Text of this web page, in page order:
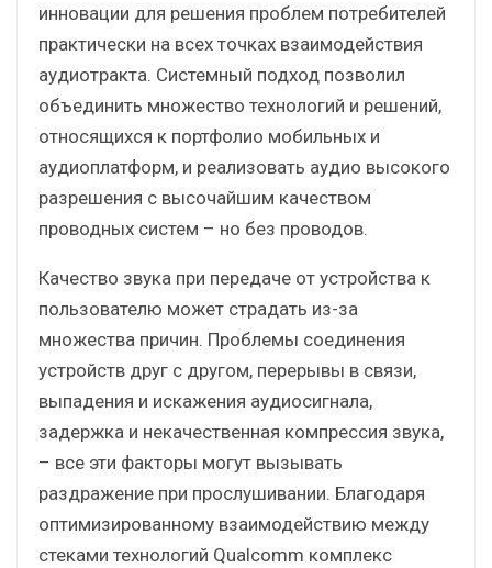
инновации для решения проблем потребителей
практически на всех точках взаимодействия
аудиотракта. Системный подход позволил
объединить множество технологий и решений,
относящихся к портфолио мобильных и
аудиоплатформ, и реализовать аудио высокого
разрешения с высочайшим качеством
проводных систем – но без проводов.
Качество звука при передаче от устройства к
пользователю может страдать из-за
множества причин. Проблемы соединения
устройств друг с другом, перерывы в связи,
выпадения и искажения аудиосигнала,
задержка и некачественная компрессия звука,
– все эти факторы могут вызывать
раздражение при прослушивании. Благодаря
оптимизированному взаимодействию между
стеками технологий Qualcomm комплекс